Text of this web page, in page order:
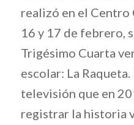
realizó en el Centro
16 y 17 de febrero,
Trigésimo Cuarta
escolar: La
televisión que en
registrar la historia